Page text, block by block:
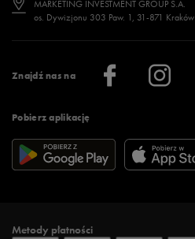
Znajdź nas na
Pobierz aplikację
Regulamin sklepu 50 style
Regulamin aplikacji 50 style
Więcej regulaminów >
Więcej >
Klub 50 style
Praca
Informacje o firmie
MARKETING INVESTMENT GROUP S.A.
os. Dywizjonu 303 Paw. 1, 31-871 Kraków
Metody płatności